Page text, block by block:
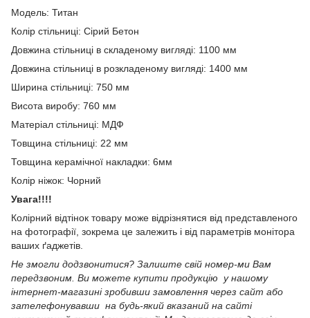
Модель: Титан
Колір стільниці: Сірий Бетон
Довжина стільниці в складеному вигляді: 1100 мм
Довжина стільниці в розкладеному вигляді: 1400 мм
Ширина стільниці: 750 мм
Висота виробу: 760 мм
Матеріал стільниці: МДФ
Товщина стільниці: 22 мм
Товщина керамічної накладки: 6мм
Колір ніжок: Чорний
Увага!!!!
Колірний відтінок товару може відрізнятися від представленого
на фотографії, зокрема це залежить і від параметрів монітора
ваших ґаджетів.
Не змогли додзвонитися? Залиште свій номер-ми Вам
передзвоним. Ви можете купити продукцію у нашому
інтернет-магазині зробивши замовлення через сайт або
зателефонувавши на будь-який вказаний на сайті